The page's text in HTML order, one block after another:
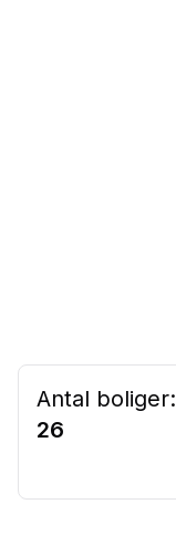
Antal boliger:
26